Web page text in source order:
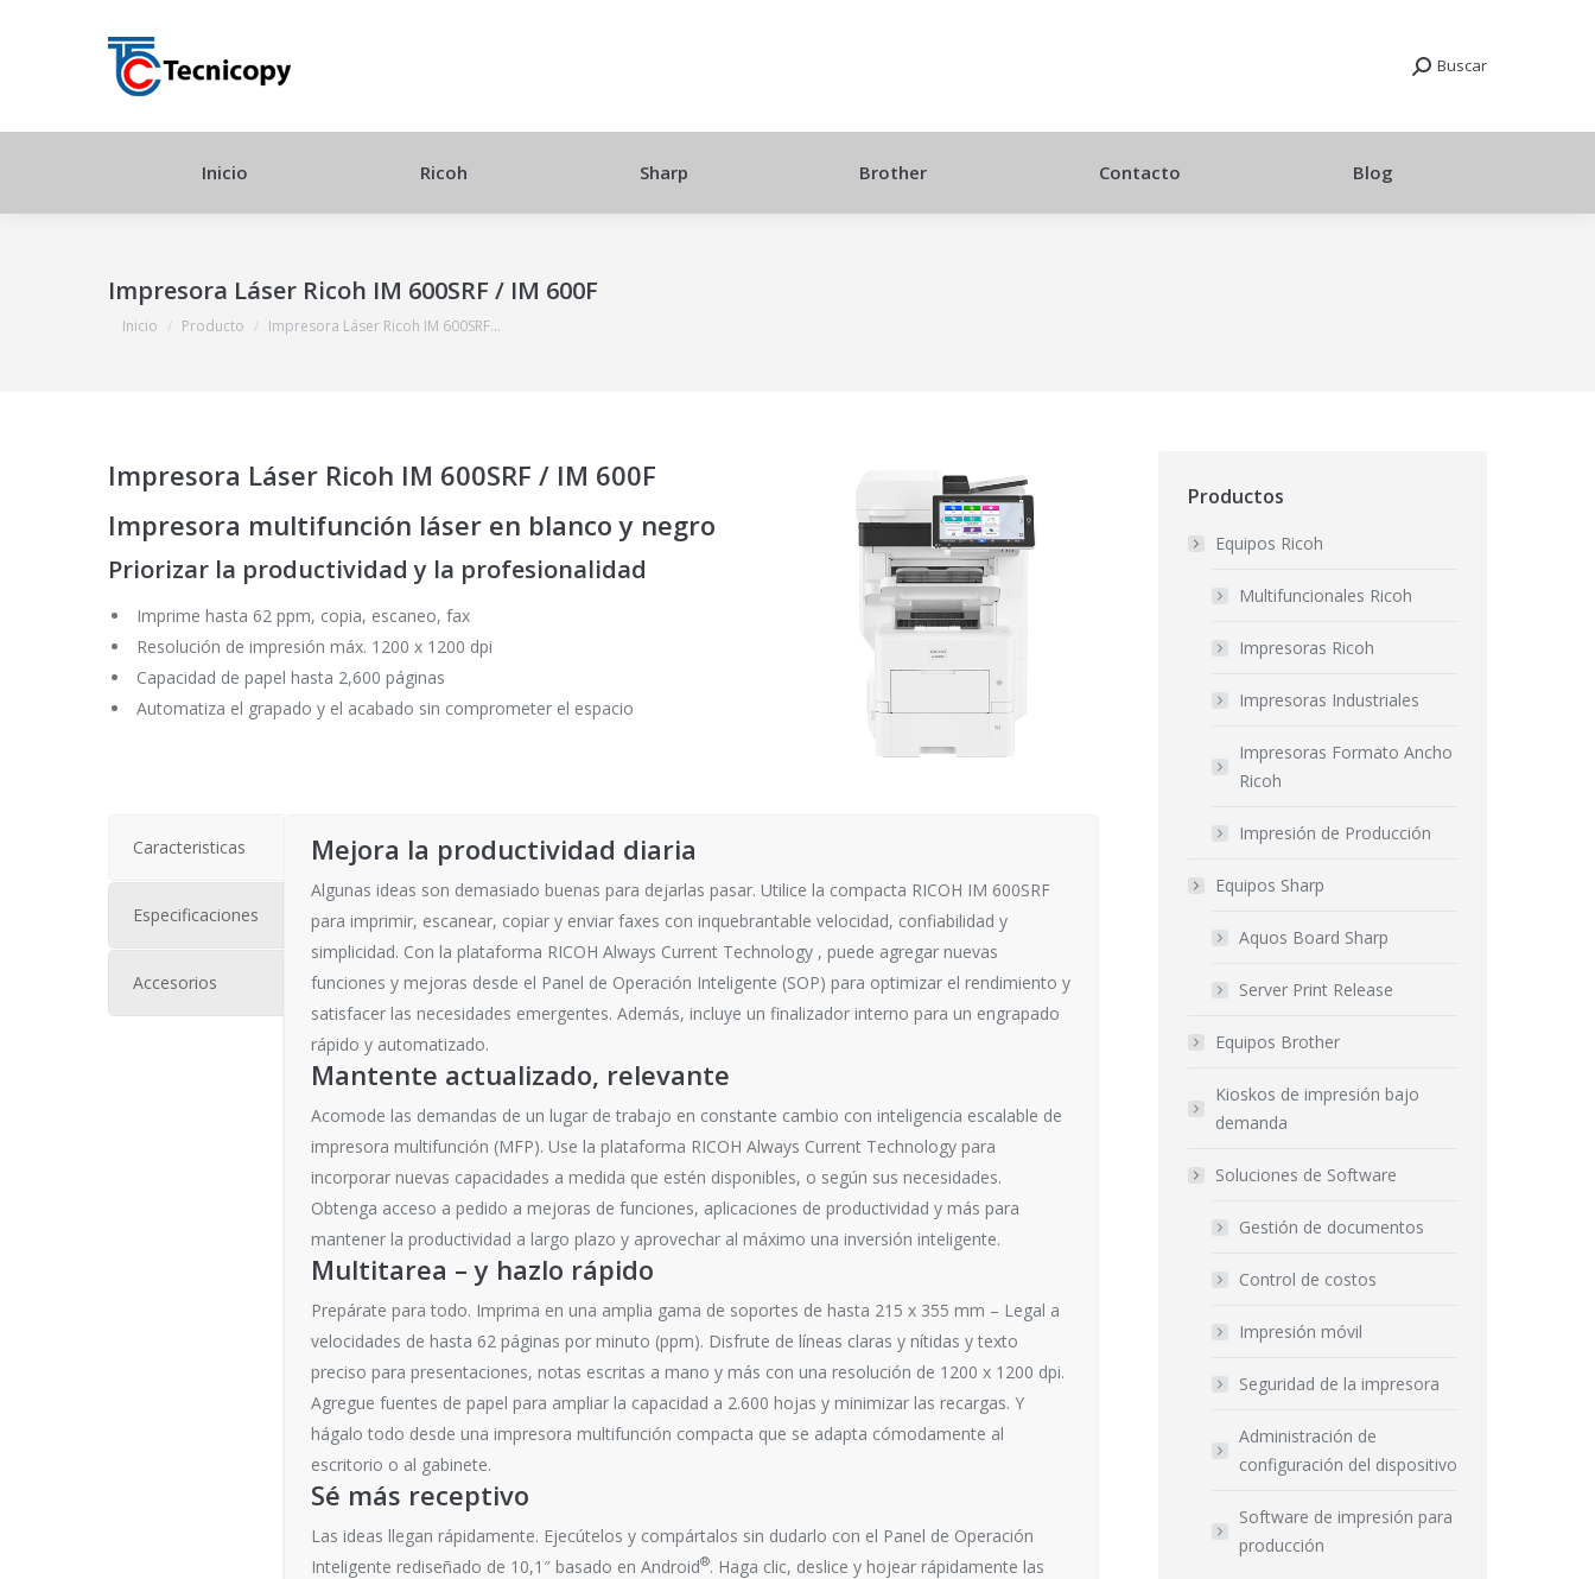
Buscar
Inicio Ricoh Sharp Brother Contacto Blog
Impresora Láser Ricoh IM 600SRF / IM 600F
Estás aquí:
Inicio Producto Impresora Láser Ricoh IM 600SRF…
Impresora Láser Ricoh IM 600SRF / IM 600F
Impresora multifunción láser en blanco y negro
Priorizar la productividad y la profesionalidad
Imprime hasta 62 ppm, copia, escaneo, fax
Resolución de impresión máx. 1200 x 1200 dpi
Capacidad de papel hasta 2,600 páginas
Automatiza el grapado y el acabado sin comprometer el espacio
Caracteristicas
Especificaciones
Accesorios
Mejora la productividad diaria
Algunas ideas son demasiado buenas para dejarlas pasar. Utilice la compacta RICOH IM 600SRF
para imprimir, escanear, copiar y enviar faxes con inquebrantable velocidad, confiabilidad y
simplicidad. Con la plataforma RICOH Always Current Technology , puede agregar nuevas
funciones y mejoras desde el Panel de Operación Inteligente (SOP) para optimizar el rendimiento y
satisfacer las necesidades emergentes. Además, incluye un finalizador interno para un engrapado
rápido y automatizado.
Mantente actualizado, relevante
Acomode las demandas de un lugar de trabajo en constante cambio con inteligencia escalable de
impresora multifunción (MFP). Use la plataforma RICOH Always Current Technology para
incorporar nuevas capacidades a medida que estén disponibles, o según sus necesidades.
Obtenga acceso a pedido a mejoras de funciones, aplicaciones de productividad y más para
mantener la productividad a largo plazo y aprovechar al máximo una inversión inteligente.
Multitarea – y hazlo rápido
Prepárate para todo. Imprima en una amplia gama de soportes de hasta 215 x 355 mm – Legal a
velocidades de hasta 62 páginas por minuto (ppm). Disfrute de líneas claras y nítidas y texto
preciso para presentaciones, notas escritas a mano y más con una resolución de 1200 x 1200 dpi.
Agregue fuentes de papel para ampliar la capacidad a 2.600 hojas y minimizar las recargas. Y
hágalo todo desde una impresora multifunción compacta que se adapta cómodamente al
escritorio o al gabinete.
Sé más receptivo
Las ideas llegan rápidamente. Ejecútelos y compártalos sin dudarlo con el Panel de Operación
Inteligente rediseñado de 10,1″ basado en Android®. Haga clic, deslice y hojear rápidamente las
Productos
Equipos Ricoh
Multifuncionales Ricoh
Impresoras Ricoh
Impresoras Industriales
Impresoras Formato Ancho
Ricoh
Impresión de Producción
Equipos Sharp
Aquos Board Sharp
Server Print Release
Equipos Brother
Kioskos de impresión bajo
demanda
Soluciones de Software
Gestión de documentos
Control de costos
Impresión móvil
Seguridad de la impresora
Administración de
configuración del dispositivo
Software de impresión para
producción